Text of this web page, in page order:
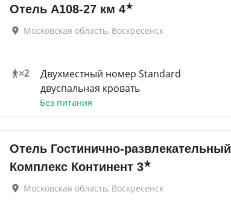
Отель А108-27 км 4★
Московская область, Воскресенск
×2
Двухместный номер Standard
двуспальная кровать
Без питания
Отель Гостинично-развлекательный
Комплекс Континент 3★
Московская область, Воскресенск